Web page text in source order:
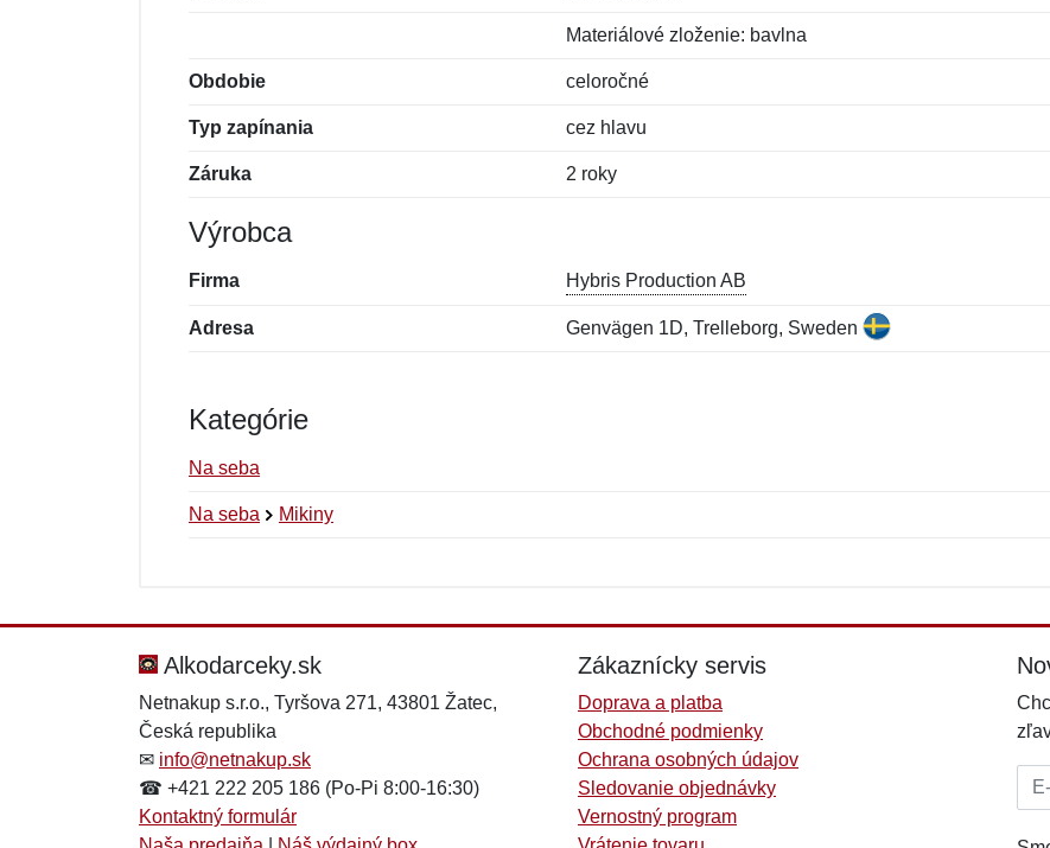
Materiálové zloženie: bavlna
Obdobie celoročné
Typ zapínania cez hlavu
Záruka 2 roky
Výrobca
Firma Hybris Production AB
Adresa Genvägen 1D, Trelleborg, Sweden
Kategórie
Na seba
Na seba Mikiny
Správa*
Správa*
Alkodarceky.sk
Netnakup s.r.o., Tyršova 271, 43801 Žatec,
Česká republika
✉ info@netnakup.sk
☎ +421 222 205 186 (Po-Pi 8:00-16:30)
Kontaktný formulár
Zákaznícky servis
Doprava a platba
Obchodné podmienky
Ochrana osobných údajov
Sledovanie objednávky
Vernostný program
E-